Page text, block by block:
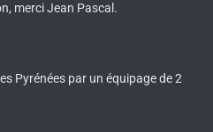
merci Jean Pascal.
Pyrénées par un équipage de 2